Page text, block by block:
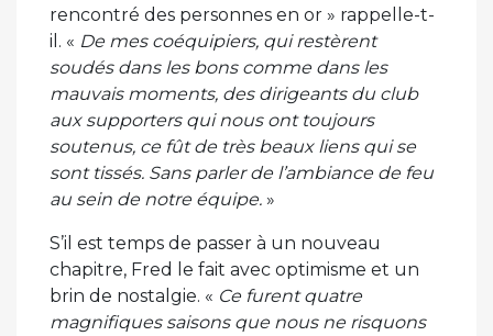
rencontré des personnes en or » rappelle-t-
il. « De mes coéquipiers, qui restèrent
soudés dans les bons comme dans les
mauvais moments, des dirigeants du club
aux supporters qui nous ont toujours
soutenus, ce fût de très beaux liens qui se
sont tissés. Sans parler de l’ambiance de feu
au sein de notre équipe. »
S’il est temps de passer à un nouveau
chapitre, Fred le fait avec optimisme et un
brin de nostalgie. « Ce furent quatre
magnifiques saisons que nous ne risquons